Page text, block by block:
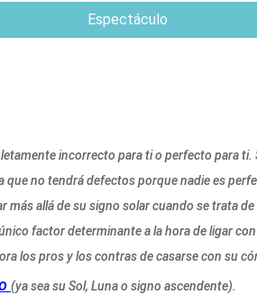
Espectáculo
incorrecto para ti o perfecto para
que no tendrá defectos porque nadie es
más allá de su signo solar cuando se trata
factor determinante a la hora de ligar
los pros y los contras de casarse con su
(ya sea su Sol, Luna o signo ascendente).